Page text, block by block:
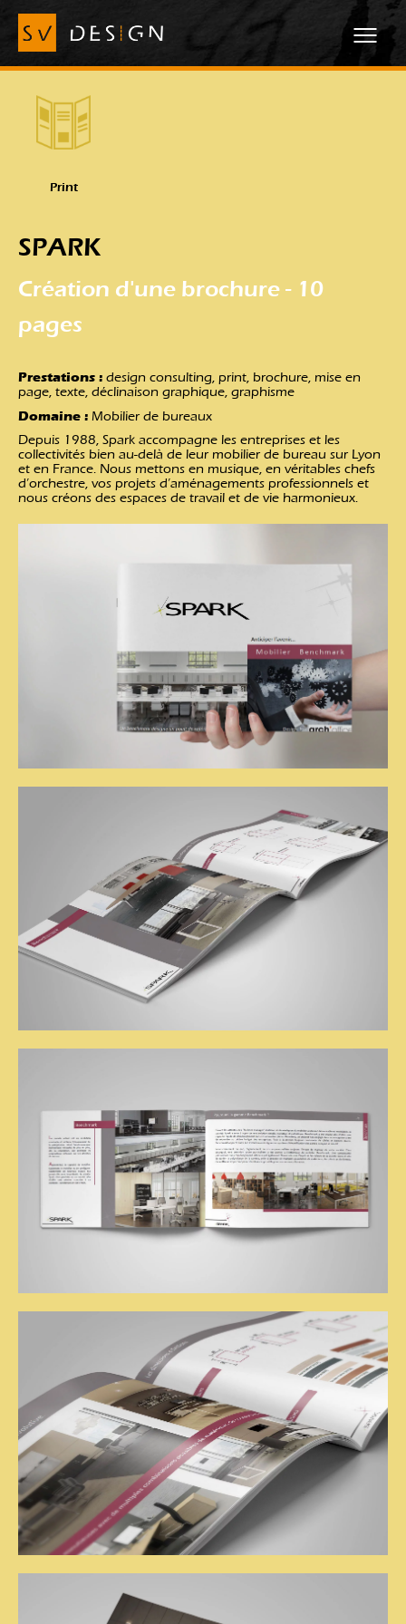
Print
SPARK
Création d'une brochure - 10
pages
Prestations : design consulting, print, brochure, mise en
page, texte, déclinaison graphique, graphisme
Domaine : Mobilier de bureaux
Depuis 1988, Spark accompagne les entreprises et les
collectivités bien au-delà de leur mobilier de bureau sur Lyon
et en France. Nous mettons en musique, en véritables chefs
d’orchestre, vos projets d’aménagements professionnels et
nous créons des espaces de travail et de vie harmonieux.